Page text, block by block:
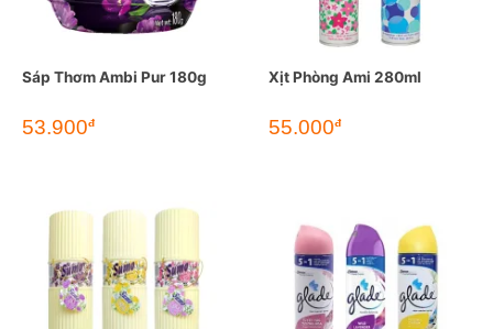
Sáp Thơm Ambi Pur 180g
53.900đ
Xịt Phòng Ami 280ml
55.000đ